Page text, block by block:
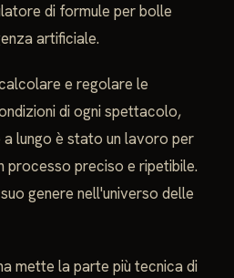
di formule per bolle
artificiale.
e regolare le
di ogni spettacolo,
lungo è stato un lavoro per
processo preciso e ripetibile.
genere nell'universo delle
mette la parte più tecnica di